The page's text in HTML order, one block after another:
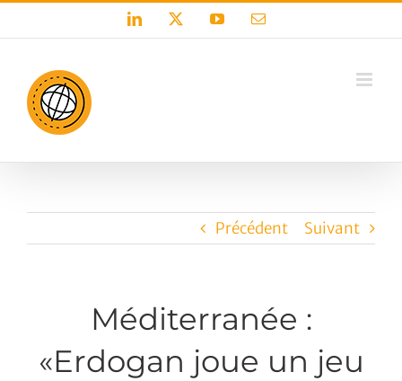
LinkedIn YouTubeEmail
Précédent Suivant
Méditerranée :
«Erdogan joue un jeu